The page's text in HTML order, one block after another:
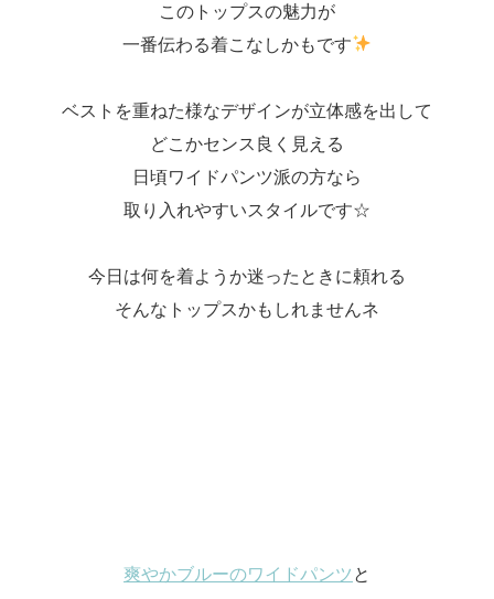
このトップスの魅力が
一番伝わる着こなしかもです
ベストを重ねた様なデザインが立体感を出して
どこかセンス良く見える
日頃ワイドパンツ派の方なら
取り入れやすいスタイルです☆
今日は何を着ようか迷ったときに頼れる
そんなトップスかもしれませんネ
爽やかブルーのワイドパンツ と